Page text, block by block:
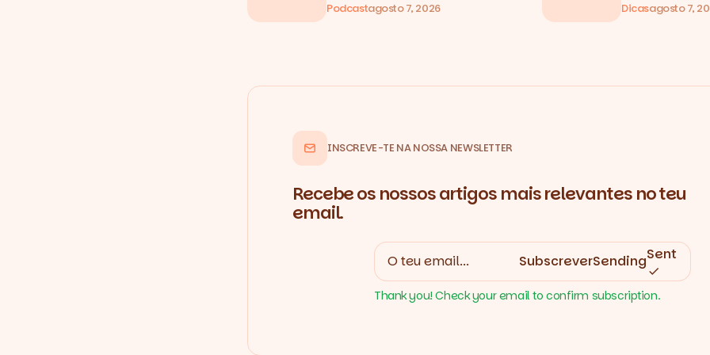
Podcastagosto 7, 2026 Dicasagosto 7,
INSCREVE-TE NA NOSSA NEWSLETTER
Recebe os nossos artigos mais relevantes no teu
email.
SubscreverSendingSent
Thank you! Check your email to confirm subscription.